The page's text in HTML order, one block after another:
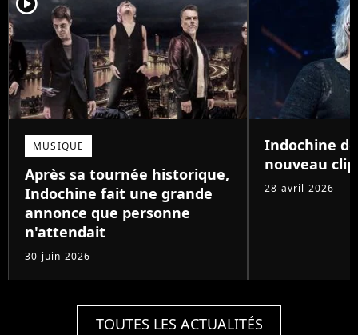
MUSIQUE
Après sa tournée historique,
Indochine fait une grande
annonce que personne
n'attendait
30 juin 2026
Indochine
nouveau clip
28 avril 2026
TOUTES LES ACTUALITÉS